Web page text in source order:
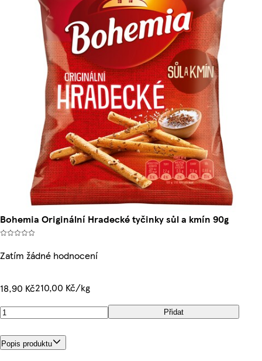
Bohemia Originální Hradecké tyčinky sůl a kmín 90g
Zatím žádné hodnocení
18,90 Kč210,00 Kč/kg
Přidat
Popis produktu